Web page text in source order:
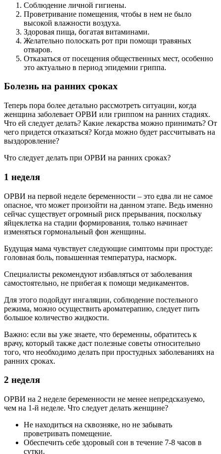
Соблюдение личной гигиены.
Проветривание помещения, чтобы в нем не было
высокой влажности воздуха.
Здоровая пища, богатая витаминами.
Желательно полоскать рот при помощи травяных
отваров.
Отказаться от посещения общественных мест, особенно
это актуально в период эпидемии гриппа.
Болезнь на ранних сроках
Теперь пора более детально рассмотреть ситуации, когда
женщина заболевает ОРВИ или гриппом на ранних стадиях.
Что ей следует делать? Какие лекарства можно принимать? От
чего придется отказаться? Когда можно будет рассчитывать на
выздоровление?
Что следует делать при ОРВИ на ранних сроках?
1 неделя
ОРВИ на первой неделе беременности – это едва ли не самое
опасное, что может произойти на данном этапе. Ведь именно
сейчас существует огромный риск прерывания, поскольку
яйцеклетка на стадии формирования, только начинает
изменяться гормональный фон женщины.
Будущая мама чувствует следующие симптомы при простуде:
головная боль, повышенная температура, насморк.
Специалисты рекомендуют избавляться от заболевания
самостоятельно, не прибегая к помощи медикаментов.
Для этого подойдут ингаляции, соблюдение постельного
режима, можно осуществить ароматерапию, следует пить
большое количество жидкости.
Важно: если вы уже знаете, что беременны, обратитесь к
врачу, который также даст полезные советы относительно
того, что необходимо делать при простудных заболеваниях на
ранних сроках.
2 неделя
ОРВИ на 2 неделе беременности не менее непредсказуемо,
чем на 1-й неделе. Что следует делать женщине?
Не находиться на сквозняке, но не забывать
проветривать помещение.
Обеспечить себе здоровый сон в течение 7-8 часов в
сутки.